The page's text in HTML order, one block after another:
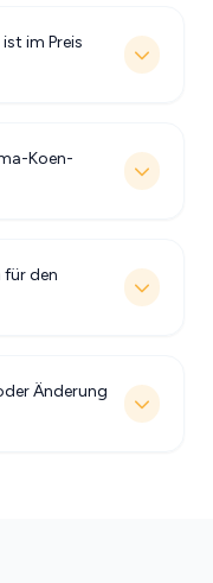
im Preis
Koen-
für den
Änderung